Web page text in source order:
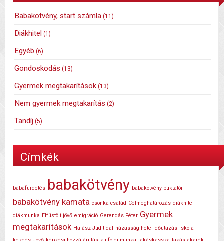
Babakötvény, start számla (11)
Diákhitel (1)
Egyéb (6)
Gondoskodás (13)
Gyermek megtakarítások (13)
Nem gyermek megtakarítás (2)
Tandíj (5)
Címkék
babafürdetés babakötvény babakötvény buktatói
babakötvény kamata csonka család Célmeghatározás diákhitel
diákmunka Elfüstölt jövő emigráció Gerendás Péter Gyermek
megtakarítások Halász Judit dal házasság hete Időutazás iskola